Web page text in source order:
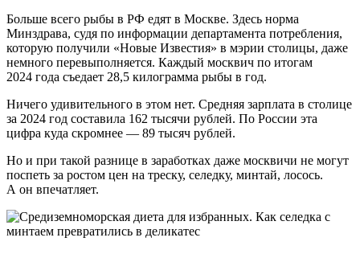
Больше всего рыбы в РФ едят в Москве. Здесь норма
Минздрава, судя по информации департамента потребления,
которую получили «Новые Известия» в мэрии столицы, даже
немного перевыполняется. Каждый москвич по итогам
2024 года съедает 28,5 килограмма рыбы в год.
Ничего удивительного в этом нет. Средняя зарплата в столице
за 2024 год составила 162 тысячи рублей. По России эта
цифра куда скромнее — 89 тысяч рублей.
Но и при такой разнице в заработках даже москвичи не могут
поспеть за ростом цен на треску, селедку, минтай, лосось.
А он впечатляет.